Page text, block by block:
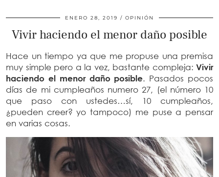
ENERO 28, 2019 OPINIÓN
Vivir haciendo el menor daño posible
Hace un tiempo ya que me propuse una premisa
muy simple pero a la vez, bastante compleja: Vivir
haciendo el menor daño posible. Pasados pocos
días de mi cumpleaños numero 27, (el número 10
que paso con ustedes…sí, 10 cumpleaños,
¿pueden creer? yo tampoco) me puse a pensar
en varias cosas.